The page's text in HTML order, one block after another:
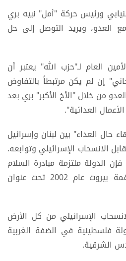
ورئيس حركة "أمل" نبيه بري
العدو، ويريد التوصل إلى حل
العام لـ"حزب الله" يعتبر أن
إن لم يكن مرتبطاً بالتفاوض
من خلال "الأخ الأكبر" بري بعد
العدائية".
حال العداء" بين لبنان وإسرائيل
الانسحاب الإسرائيلي وتوابعه.
الدولة ملتزمة مبادرة السلام
العربية التي خرجت من قمة بيروت عام 2002 تحت عنوان
الإسرائيلي من كل الأرض
فلسطينية في الضفة الغربية
الشرقية.